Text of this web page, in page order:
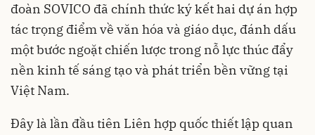
đoàn SOVICO đã chính thức ký kết hai dự án hợp
tác trọng điểm về văn hóa và giáo dục, đánh dấu
một bước ngoặt chiến lược trong nỗ lực thúc đẩy
nền kinh tế sáng tạo và phát triển bền vững tại
Việt Nam.
Đây là lần đầu tiên Liên hợp quốc thiết lập quan